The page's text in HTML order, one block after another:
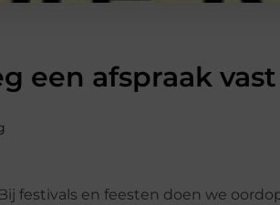
een afspraak
festivals en feesten doen we